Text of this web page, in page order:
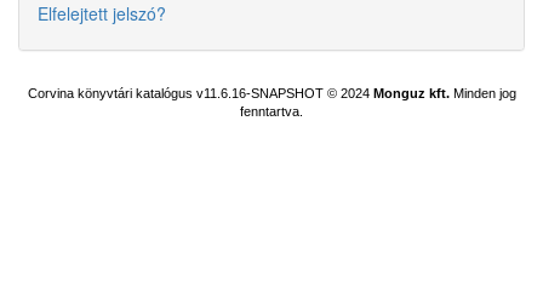
Elfelejtett jelszó?
Corvina könyvtári katalógus v11.6.16-SNAPSHOT© 2024 Monguz kft.Minden jog
fenntartva.